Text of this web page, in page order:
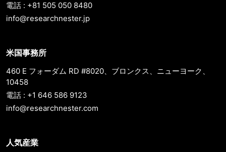
電話 : +81 505 050 8480
info@researchnester.jp
米国事務所
460 E フォーダム RD #8020、ブロンクス、ニューヨーク、
10458
電話 : +1 646 586 9123
info@researchnester.com
人気産業